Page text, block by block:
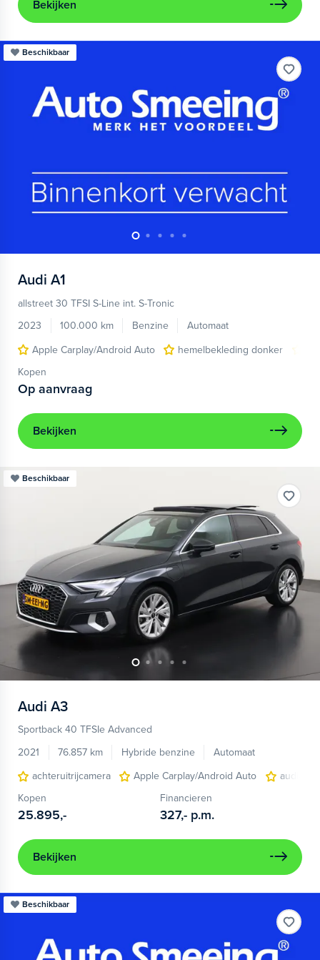
Bekijken
Beschikbaar
Audi A1
allstreet 30 TFSI S-Line int. S-Tronic
2023
100.000 km Benzine
Automaat
Apple Carplay/Android Auto
hemelbekleding donker
Kopen
Op aanvraag
Bekijken
Beschikbaar
Audi A3
Sportback 40 TFSIe Advanced
2021
76.857 km Hybride benzine
Automaat
achteruitrijcamera
Apple Carplay/Android Auto
audio
Kopen
25.895,-
Financieren
327,- p.m.
Bekijken
Beschikbaar